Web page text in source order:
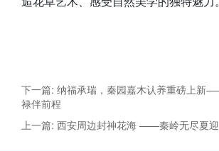
下一篇: 纳福承瑞，秦园嘉木认养重磅上新
禄伴前程
上一篇: 西安周边封神花海 ——秦岭无尽夏